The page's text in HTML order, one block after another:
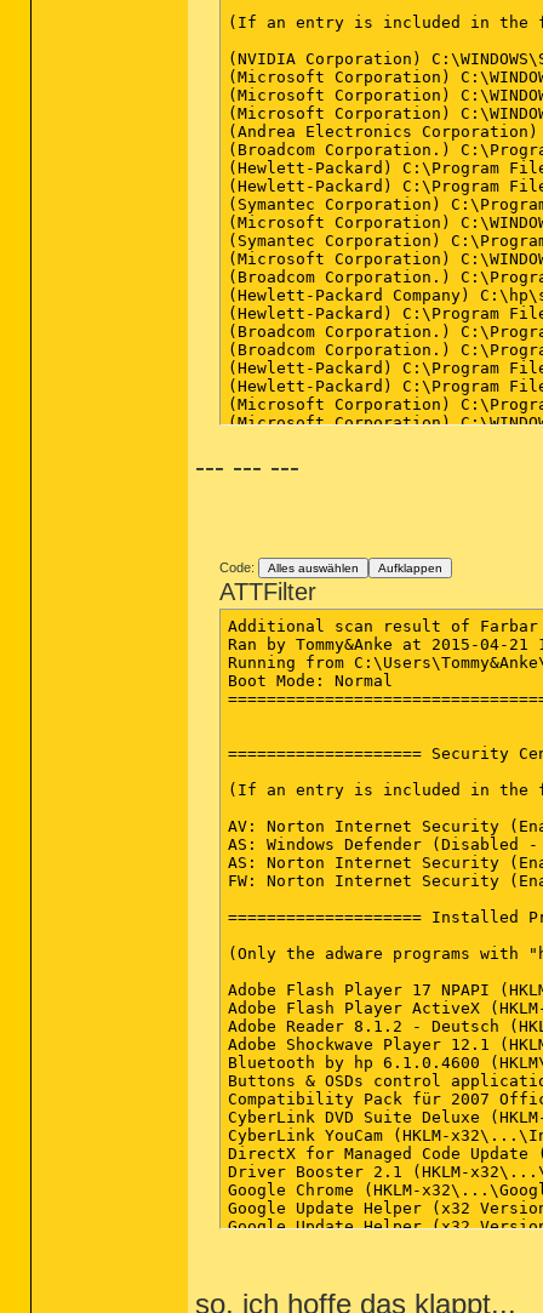
--- --- ---
Code: Alles auswählen Aufklappen
ATTFilter
Additional scan result of Farbar Recovery Scan Tool (x64) Version: 20-04-2015
Ran by Tommy&Anke at 2015-04-21 10:31:11
Running from C:\Users\Tommy&Anke\Desktop
Boot Mode: Normal
==========================================================


==================== Security Center ========================

(If an entry is included in the fixlist, it will be removed.)

AV: Norton Internet Security (Enabled - Up to date) {53C7D717-52E2-B95E-FA61-6F32ECC805DB}
AS: Windows Defender (Disabled - Up to date) {D68DDC3A-831F-4fae-9E44-DA132C1ACF46}
AS: Norton Internet Security (Enabled - Up to date) {E8A636F3-74D8-B6D0-C0D1-5440974F4F66}
FW: Norton Internet Security (Enabled) {6BFC5632-188D-B806-D13E-C607121B42A0}

==================== Installed Programs ======================

(Only the adware programs with "hidden" flag could be added to the fixlist to unhide them. The adware programs should be uninstalled manually.)

Adobe Flash Player 17 NPAPI (HKLM-x32\...\Adobe Flash Player NPAPI) (Version: 17.0.0.169 - Adobe Systems Incorporated)
Adobe Flash Player ActiveX (HKLM-x32\...\Adobe Flash Player ActiveX) (Version: 9.0.124.0 - Adobe Systems Incorporated)
Adobe Reader 8.1.2 - Deutsch (HKLM-x32\...\{AC76BA86-7AD7-1031-7B44-A81200000003}) (Version: 8.1.2 - Adobe Systems Incorporated)
Adobe Shockwave Player 12.1 (HKLM-x32\...\Adobe Shockwave Player) (Version: 12.1.7.157 - Adobe Systems, Inc.)
Bluetooth by hp 6.1.0.4600 (HKLM\...\{03D1988F-469F-4843-8E6E-E5FE9D17889D}) (Version: 6.1.0.4600 - HP)
Buttons & OSDs control application gen2 (x32 Version: 1.0.0.14 - ) Hidden
Compatibility Pack für 2007 Office System (HKLM-x32\...\{90120000-0020-0407-0000-0000000FF1CE}) (Version: 12.0.4518.1014 - Microsoft Corporation)
CyberLink DVD Suite Deluxe (HKLM-x32\...\{1FBF6C24-C1FD-4101-A42B-0C564F9E8E79}) (Version: .1707 - CyberLink Corp.)
CyberLink YouCam (HKLM-x32\...\InstallShield_{01FB4998-33C4-4431-85ED-079E3EEFE75D}) (Version: 1.0.1812 - CyberLink Corp.)
DirectX for Managed Code Update (Summer 2004) (x32 Version: 9.02.2904 - Microsoft) Hidden
Driver Booster 2.1 (HKLM-x32\...\Driver Booster_is1) (Version: 2.1 - IObit)
Google Chrome (HKLM-x32\...\Google Chrome) (Version: 42.0.2311.90 - Google Inc.)
Google Update Helper (x32 Version: 1.3.21.111 - Google Inc.) Hidden
Google Update Helper (x32 Version: 1.3.26.9 - Google Inc.) Hidden
Hardware Diagnose Tools (HKLM-x32\...\PC-Doctor for Windows) (Version: 5.1.4861.15 - PC-Doctor, Inc.)
Hewlett-Packard Active Check for Health Check (x32 Version: 1.1.15.2 - Hewlett-Packard) Hidden
Hewlett-Packard Asset Agent for Health Check (x32 Version: 2.0.63.2 - HP) Hidden
Host OpenAL (ADI) (HKLM-x32\...\Host OpenAL (ADI)) (Version:  - )
HP Customer Experience Enhancements (HKLM-x32\...\{C27C82E4-9C53-4D76-9ED3-A01A3D5EE679}) (Version: 5.6.0.2510 - Hewlett-Packard)
HP Easy Setup - Frontend (HKLM-x32\...\{F405DC00-37F3-4A5F-97F4-C1310CCEE53A}) (Version: 5.7.0.2693 - Hewlett-Packard)
HP KEYBOARD V1.5.3.2 (HKLM-x32\...\HP KEYBOARD V1.5.3.2_is1) (Version:  - )
HP MediaSmart DVD (HKLM-x32\...\InstallShield_{DCCAD079-F92C-44DA-B258-624FC6517A5A}) (Version: 1.0.1726 - Hewlett-Packard)
HP On-Screen Cap/Num/Scroll Lock Indicator (HKLM\...\OsdMaestro) (Version:  - Hewlett-Packard)
HP Total Care Advisor (HKLM-x32\...\{f32502b5-5b64-4882-bf61-77f23edcac4f}) (Version: 2.3.4292.2709 - Hewlett-Packard)
HP Touch Optimizer (HKLM-x32\...\{BAEB9A15-011A-4C75-A2BA-06C3EE6C2F24}) (Version: 1.0.7.84 - Hewlett-Packard Development Company, L.P.)
HP Touch Screen Configuration (HKLM\...\{243579CC-CCE4-42F2-B48B-C90D15687A30}) (Version: 1.0.41.3 - Hewlett-Packard Development Company, L.P.)
HP Touch Screen Enhance Service (HKLM-x32\...\{D7BA6898-F0D0-4F23-898B-928530DAF068}) (Version: 1.0.41.0 - Hewlett-Packard Development Company, L.P.)
HP TouchSmart (HKLM-x32\...\{20239DD4-2BBD-44DE-95F2-2B52870D16C0}) (Version: 2.0.210.0 - Hewlett-Packard)
HP TouchSmart Calendar (HKLM-x32\...\{5A3736D0-2105-40D5-971C-4FFC2E2C6373}) (Version: 2.3.3110.14714 - Hewlett-Packard Co)
HP TouchSmart Music/Photo/Video (HKLM-
so, ich hoffe das klappt...